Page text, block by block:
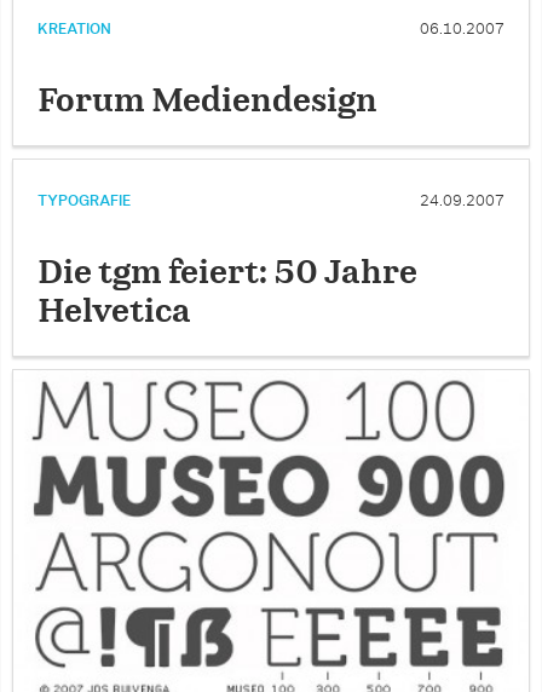
KREATION 06.10.2007
Forum Mediendesign
TYPOGRAFIE 24.09.2007
Die tgm feiert: 50 Jahre
Helvetica